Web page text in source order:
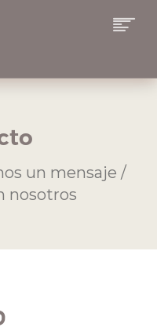
un mensaje /
nosotros